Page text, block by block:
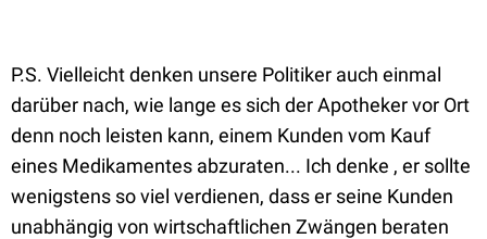
P.S. Vielleicht denken unsere Politiker auch einmal
darüber nach, wie lange es sich der Apotheker vor Ort
denn noch leisten kann, einem Kunden vom Kauf
eines Medikamentes abzuraten... Ich denke , er sollte
wenigstens so viel verdienen, dass er seine Kunden
unabhängig von wirtschaftlichen Zwängen beraten